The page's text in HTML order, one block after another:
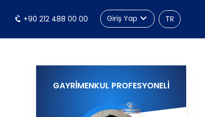
TR
+90 212 488 00 00 Giriş Yap
GAYRİMENKUL PROFESYONELİ